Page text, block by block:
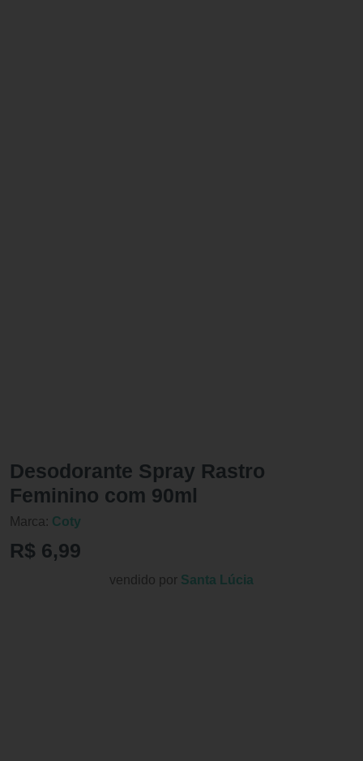
Desodorante Spray Rastro
Feminino com 90ml
Marca: Coty
R$ 6,99
vendido por Santa Lúcia